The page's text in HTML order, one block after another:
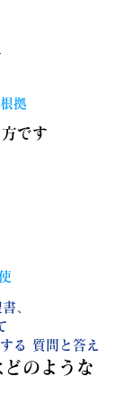
拠
です
、
る 質問と答え
のような